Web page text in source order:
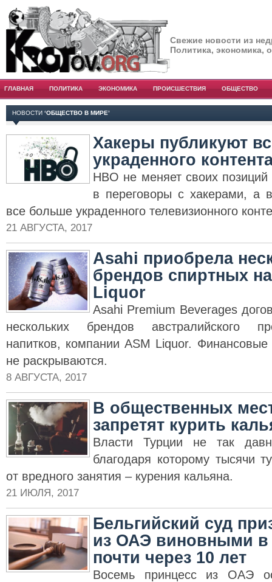
Свежие новости из
Политика, экономика,
ГЛАВНАЯ ПОЛИТИКА ЭКОНОМИКА ПРОИСШЕСТВИЯ ОБЩЕСТВО
НОВОСТИ ‘ОБЩЕСТВО В МИРЕ’
Хакеры публикуют
украденного
HBO не меняет своих позиций
в переговоры с хакерами, а
все больше украденного телевизионного
21 АВГУСТА, 2017
Asahi приобрела
брендов спиртных
Liquor
Asahi Premium Beverages
нескольких брендов австралийского
напитков, компании ASM Liquor. Финансовые
не раскрываются.
8 АВГУСТА, 2017
В общественных
запретят курить
Власти Турции не так
благодаря которому тысячи
от вредного занятия – курения кальяна.
21 ИЮЛЯ, 2017
Бельгийский суд
из ОАЭ виновными
почти через 10 лет
Восемь принцесс из ОАЭ